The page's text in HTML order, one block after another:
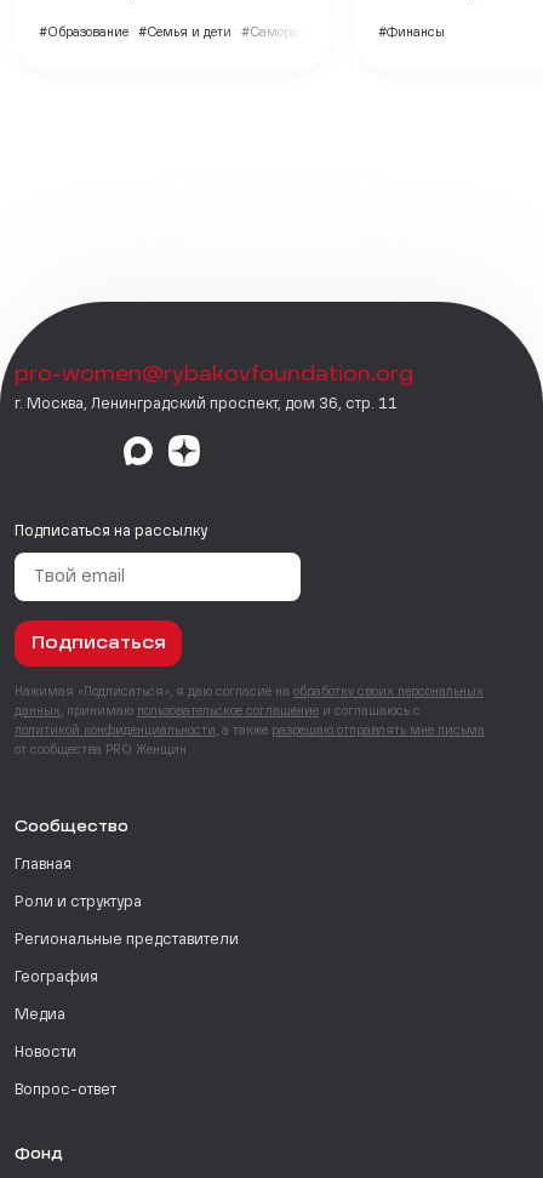
#Образование #Семья и дети #Саморазвитие #Финансы
pro-women@rybakovfoundation.org
г. Москва, Ленинградский проспект, дом 36, стр. 11
Подписаться на рассылку
Подписаться
Нажимая «Подписаться», я даю согласие на обработку своих персональных
данных , принимаю пользовательское соглашение и соглашаюсь с
политикой конфиденциальности , а также разрешаю отправлять мне письма
от сообщества PRO Женщин.
Сообщество
Главная
Роли и структура
Региональные представители
География
Медиа
Новости
Вопрос-ответ
Фонд